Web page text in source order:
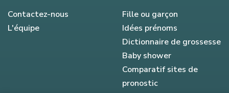
Contactez-nous
L'équipe
Fille ou garçon
Idées prénoms
Dictionnaire de grossesse
Baby shower
Comparatif sites de
pronostic